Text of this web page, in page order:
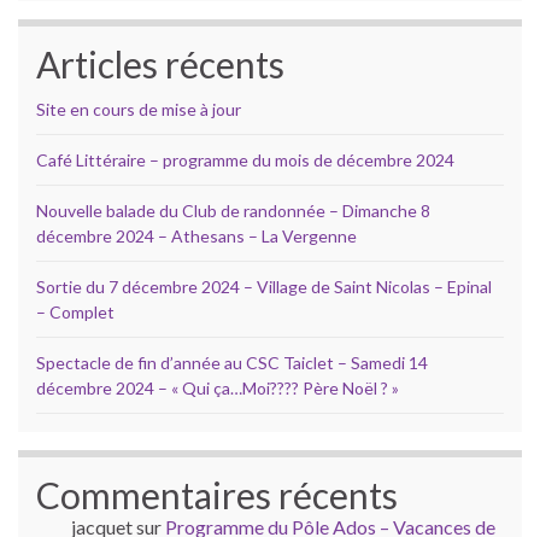
Articles récents
Site en cours de mise à jour
Café Littéraire – programme du mois de décembre 2024
Nouvelle balade du Club de randonnée – Dimanche 8
décembre 2024 – Athesans – La Vergenne
Sortie du 7 décembre 2024 – Village de Saint Nicolas – Epinal
– Complet
Spectacle de fin d’année au CSC Taiclet – Samedi 14
décembre 2024 – « Qui ça…Moi???? Père Noël ? »
Commentaires récents
jacquetsur Programme du Pôle Ados – Vacances de